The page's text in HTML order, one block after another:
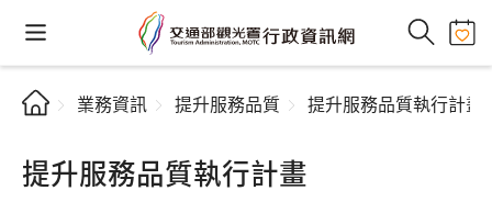
業務資訊 提升服務品質 提升服務品質執行計畫
提升服務品質執行計畫